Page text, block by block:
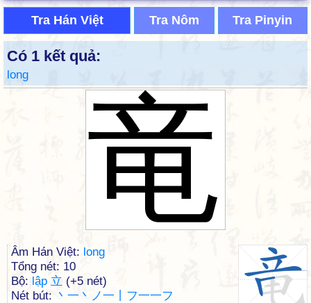
Tra Hán Việt Tra Nôm Tra Pinyin
Có 1 kết quả:
long
竜
Âm Hán Việt: long
Tổng nét: 10
Bộ: lập 立 (+5 nét)
Nét bút: 丶一丶ノ一丨フ一一フ